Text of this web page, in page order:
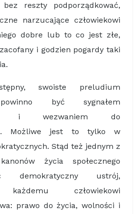
reszty podporządkować,
narzucające człowiekowi
dobre lub to co jest złe,
i godzien pogardy taki
swoiste preludium
być sygnałem
i wezwaniem do
Możliwe jest to tylko w
Stąd też jednym z
życia społecznego
demokratyczny ustrój,
każdemu człowiekowi
prawo do życia, wolności i